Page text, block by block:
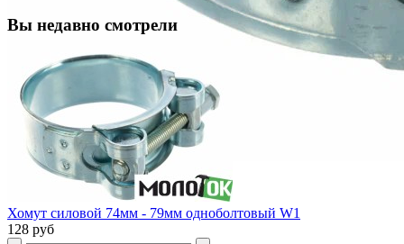
Вы недавно смотрели
Хомут силовой 74мм - 79мм одноболтовый W1
128 руб